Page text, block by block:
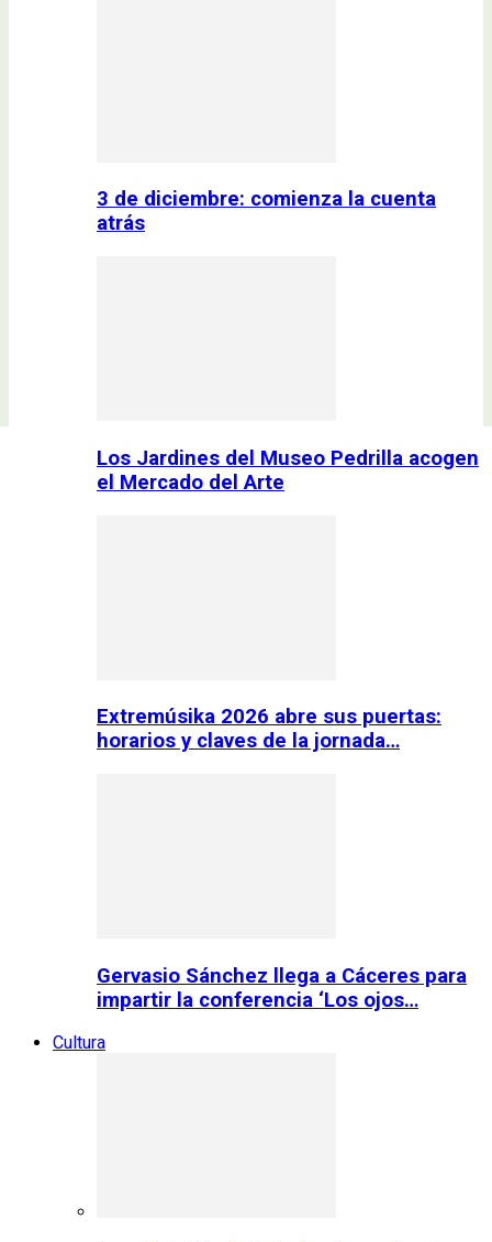
3 de diciembre: comienza la cuenta
atrás
Los Jardines del Museo Pedrilla acogen
el Mercado del Arte
Extremúsika 2026 abre sus puertas:
horarios y claves de la jornada…
Gervasio Sánchez llega a Cáceres para
impartir la conferencia ‘Los ojos…
Cultura